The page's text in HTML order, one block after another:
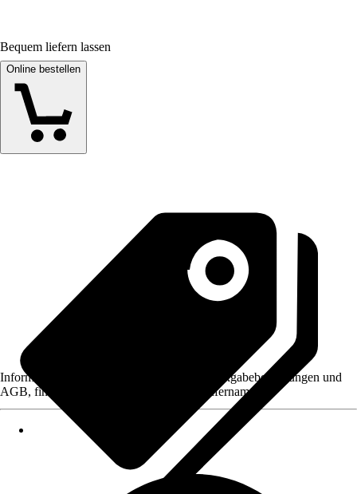
Bequem liefern lassen
Online bestellen
Informationen des Verkäufers, wie z. B. Rückgabebedingungen und
AGB, finden Sie bei Klick auf den Verkäufernamen.